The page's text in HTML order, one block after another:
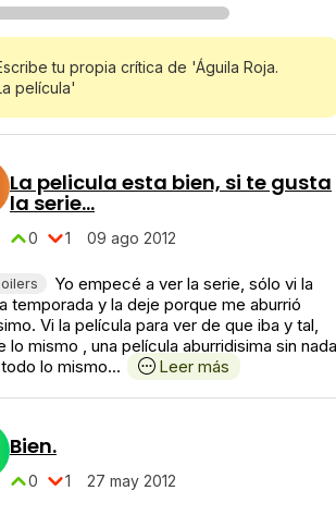
tu propia crítica de 'Águila Roja.
película'
La pelicula esta bien, si te gusta
la serie...
0 1 09 ago 2012
Yo empecé a ver la serie, sólo vi la
temporada y la deje porque me aburrió
Vi la película para ver de que iba y tal,
lo mismo , una película aburridisima sin nada
lo mismo...
Leer más
Bien.
0 1 27 may 2012